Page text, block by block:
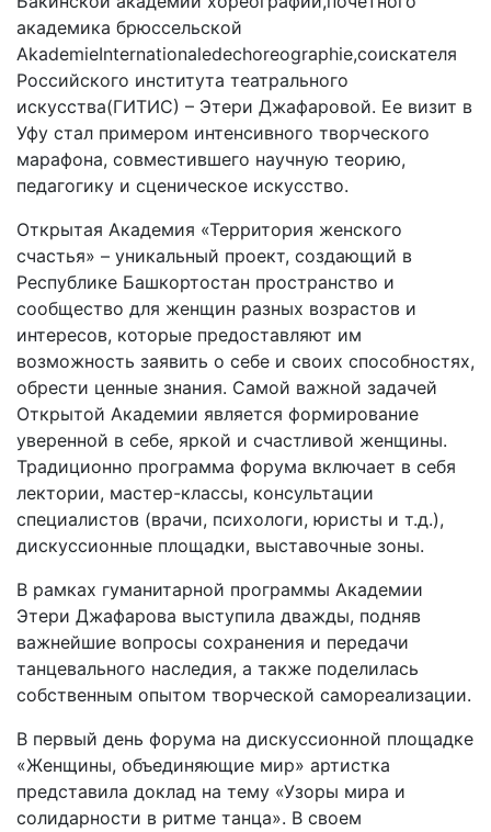
академика брюссельской
AkademieInternationaledechoreographie,соискателя
Российского института театрального
искусства(ГИТИС) – Этери Джафаровой. Ее визит в
Уфу стал примером интенсивного творческого
марафона, совместившего научную теорию,
педагогику и сценическое искусство.
Открытая Академия «Территория женского
счастья» – уникальный проект, создающий в
Республике Башкортостан пространство и
сообщество для женщин разных возрастов и
интересов, которые предоставляют им
возможность заявить о себе и своих способностях,
обрести ценные знания. Самой важной задачей
Открытой Академии является формирование
уверенной в себе, яркой и счастливой женщины.
Традиционно программа форума включает в себя
лектории, мастер-классы, консультации
специалистов (врачи, психологи, юристы и т.д.),
дискуссионные площадки, выставочные зоны.
В рамках гуманитарной программы Академии
Этери Джафарова выступила дважды, подняв
важнейшие вопросы сохранения и передачи
танцевального наследия, а также поделилась
собственным опытом творческой самореализации.
В первый день форума на дискуссионной площадке
«Женщины, объединяющие мир» артистка
представила доклад на тему «Узоры мира и
солидарности в ритме танца». В своем